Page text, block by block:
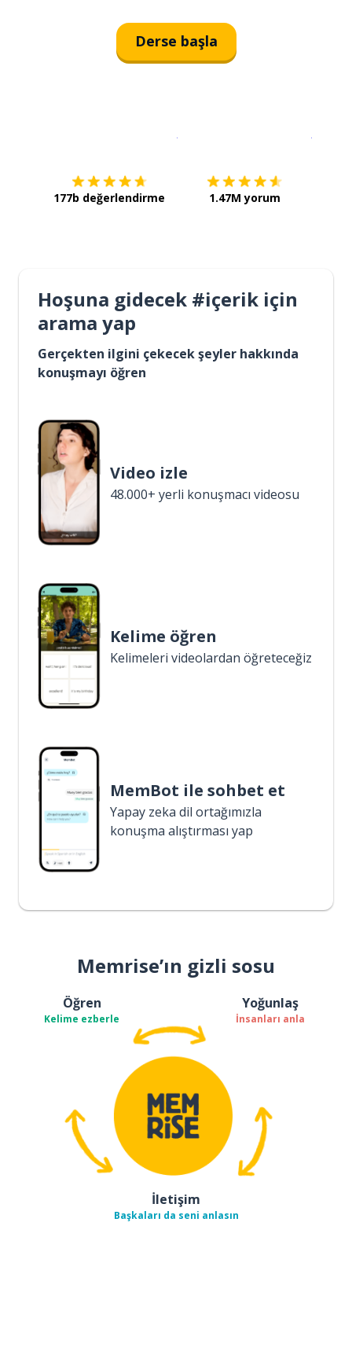
Derse başla
177b değerlendirme 1.47M yorum
Hoşuna gidecek #içerik için
arama yap
Gerçekten ilgini çekecek şeyler hakkında
konuşmayı öğren
Video izle
48.000+ yerli konuşmacı videosu
Kelime öğren
Kelimeleri videolardan öğreteceğiz
MemBot ile sohbet et
Yapay zeka dil ortağımızla
konuşma alıştırması yap
Memrise’ın gizli sosu
Öğren
Kelime ezberle
Yoğunlaş
İnsanları anla
İletişim
Başkaları da seni anlasın